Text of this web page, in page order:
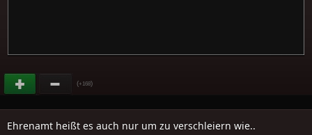
(+168)
Ehrenamt heißt es auch nur um zu verschleiern wie..